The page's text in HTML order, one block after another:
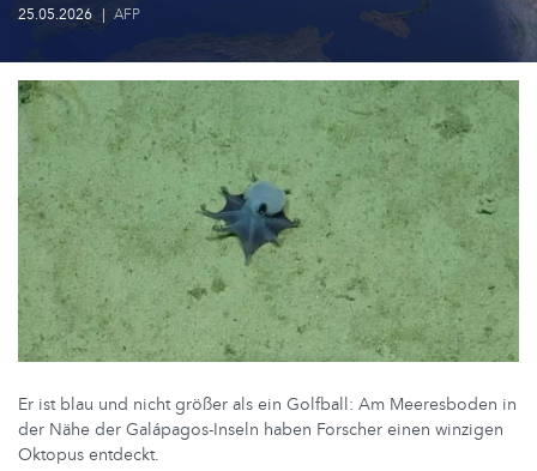
25.05.2026 | AFP
Er ist blau und nicht größer als ein Golfball: Am Meeresboden in
der Nähe der Galápagos-Inseln haben Forscher einen winzigen
Oktopus entdeckt.